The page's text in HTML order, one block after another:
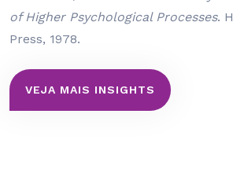
of Higher Psychological Processes.
Press, 1978.
VEJA MAIS INSIGHTS